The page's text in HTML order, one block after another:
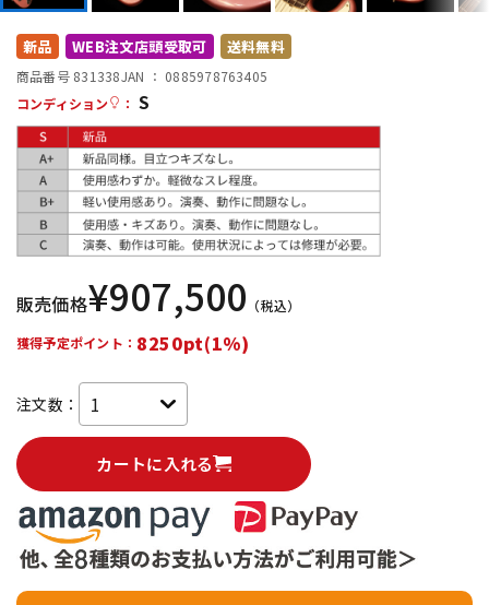
配信/ライブ機器
新品 WEB注文店頭受取可 送料無料
商品番号 831338JAN ： 0885978763405
コンディション
： S
販売価格¥907,500 （税込）
獲得予定ポイント： 8250pt(1%)
注文数：
カートに入れる